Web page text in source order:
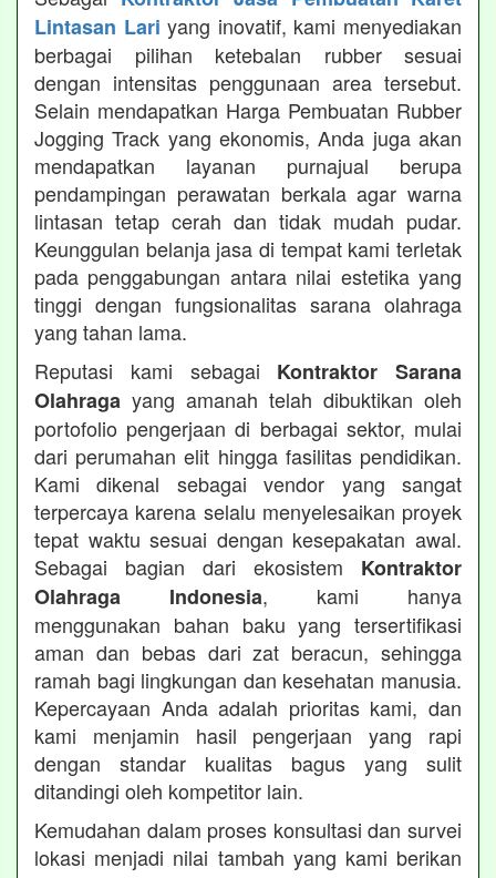
Lintasan Lari yang inovatif, kami menyediakan
berbagai pilihan ketebalan rubber sesuai
dengan intensitas penggunaan area tersebut.
Selain mendapatkan Harga Pembuatan Rubber
Jogging Track yang ekonomis, Anda juga akan
mendapatkan layanan purnajual berupa
pendampingan perawatan berkala agar warna
lintasan tetap cerah dan tidak mudah pudar.
Keunggulan belanja jasa di tempat kami terletak
pada penggabungan antara nilai estetika yang
tinggi dengan fungsionalitas sarana olahraga
yang tahan lama.
Reputasi kami sebagai Kontraktor Sarana
Olahraga yang amanah telah dibuktikan oleh
portofolio pengerjaan di berbagai sektor, mulai
dari perumahan elit hingga fasilitas pendidikan.
Kami dikenal sebagai vendor yang sangat
terpercaya karena selalu menyelesaikan proyek
tepat waktu sesuai dengan kesepakatan awal.
Sebagai bagian dari ekosistem Kontraktor
Olahraga Indonesia, kami hanya
menggunakan bahan baku yang tersertifikasi
aman dan bebas dari zat beracun, sehingga
ramah bagi lingkungan dan kesehatan manusia.
Kepercayaan Anda adalah prioritas kami, dan
kami menjamin hasil pengerjaan yang rapi
dengan standar kualitas bagus yang sulit
ditandingi oleh kompetitor lain.
Kemudahan dalam proses konsultasi dan survei
lokasi menjadi nilai tambah yang kami berikan